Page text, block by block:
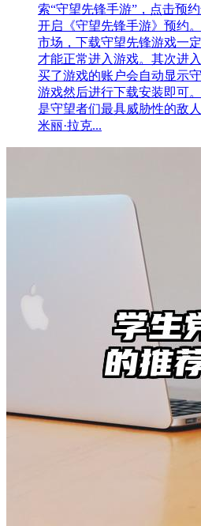
索“守望先锋手游”，点击预
开启《守望先锋手游》预约
市场，下载守望先锋游戏一
才能正常进入游戏。其次进
买了游戏的账户会自动显示
游戏然后进行下载安装即可
是守望者们最具威胁性的敌
米丽·拉克...